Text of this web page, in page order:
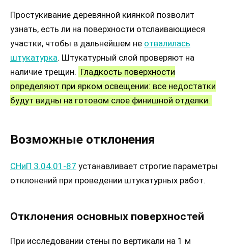
Простукивание деревянной киянкой позволит
узнать, есть ли на поверхности отслаивающиеся
участки, чтобы в дальнейшем не отвалилась
штукатурка. Штукатурный слой проверяют на
наличие трещин. Гладкость поверхности
определяют при ярком освещении: все недостатки
будут видны на готовом слое финишной отделки.
Возможные отклонения
СНиП 3.04.01-87 устанавливает строгие параметры
отклонений при проведении штукатурных работ.
Отклонения основных поверхностей
При исследовании стены по вертикали на 1 м